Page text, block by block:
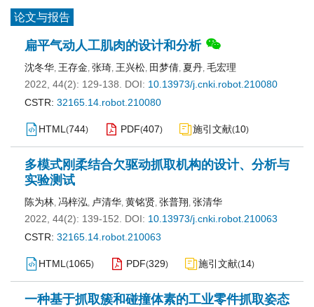
论文与报告
扁平气动人工肌肉的设计和分析
沈冬华, 王存金, 张琦, 王兴松, 田梦倩, 夏丹, 毛宏理
2022, 44(2): 129-138.
DOI: 10.13973/j.cnki.robot.210080
CSTR: 32165.14.robot.210080
HTML (744) PDF(407) 施引文献(10)
多模式刚柔结合欠驱动抓取机构的设计、分析与
实验测试
陈为林, 冯梓泓, 卢清华, 黄铭贤, 张普翔, 张清华
2022, 44(2): 139-152.
DOI: 10.13973/j.cnki.robot.210063
CSTR: 32165.14.robot.210063
HTML (1065) PDF(329) 施引文献(14)
一种基于抓取簇和碰撞体素的工业零件抓取姿态